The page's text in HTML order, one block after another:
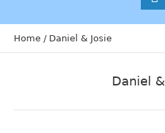
Home / Daniel & Josie
Daniel